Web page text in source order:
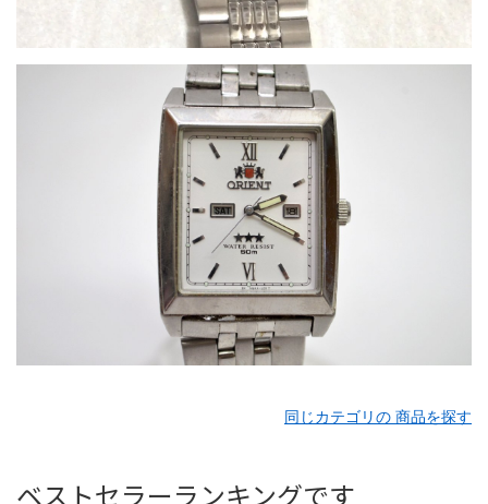
同じカテゴリの 商品を探す
ベストセラーランキングです